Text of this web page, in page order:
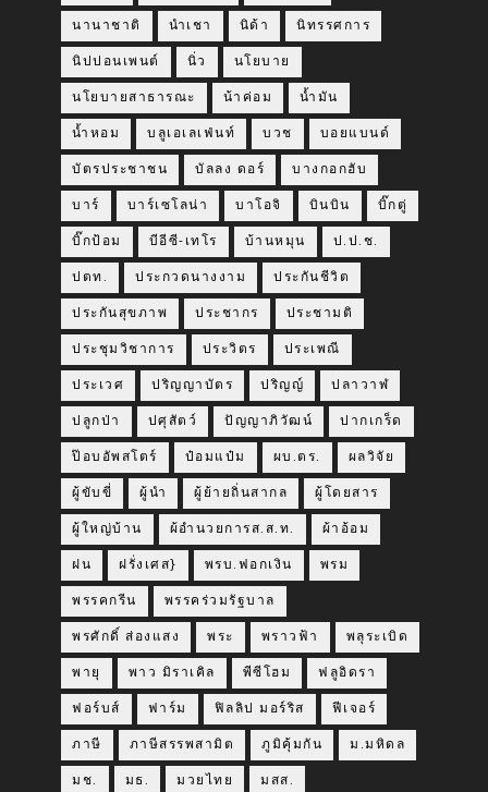
นานาชาติ นำเชา นิด้า นิทรรศการ
นิปปอนเพนต์ นิ่ว นโยบาย
นโยบายสาธารณะ น้าค่อม น้ำมัน
น้ำหอม บลูเอเลเฟ่นท์ บวช บอยแบนด์
บัตรประชาชน บัลลง ดอร์ บางกอกฮับ
บาร์ บาร์เซโลน่า บาโอจิ บินบิน บิ๊กตู่
บิ๊กป้อม บีอีซี-เทโร บ้านหมุน ป.ป.ช.
ปตท. ประกวดนางงาม ประกันชีวิต
ประกันสุขภาพ ประชากร ประชามติ
ประชุมวิชาการ ประวิตร ประเพณี
ประเวศ ปริญญาบัตร ปริญญ์ ปลาวาฬ
ปลูกป่า ปศุสัตว์ ปัญญาภิวัฒน์ ปากเกร็ด
ป๊อบอัพสโตร์ ป๋อมแป๋ม ผบ.ตร. ผลวิจัย
ผู้ขับขี่ ผู้นำ ผู้ย้ายถิ่นสากล ผู้โดยสาร
ผู้ใหญ่บ้าน ผ้อำนวยการส.ส.ท. ผ้าอ้อม
ฝน ฝรั่งเศส} พรบ.ฟอกเงิน พรม
พรรคกรีน พรรคร่วมรัฐบาล
พรศักดิ์ ส่องแสง พระ พราวฟ้า พลุระเบิด
พายุ พาว มิราเคิล พีซีโฮม ฟลูอิดรา
ฟอร์บส์ ฟาร์ม ฟิลลิป มอร์ริส ฟีเจอร์
ภาษี ภาษีสรรพสามิต ภูมิคุ้มกัน ม.มหิดล
มช. มธ. มวยไทย มสส.